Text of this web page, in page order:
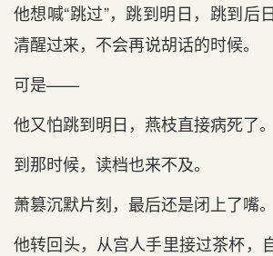
他想喊“跳过”，跳到明日，跳到后
清醒过来，不会再说胡话的时候。
可是——
他又怕跳到明日，燕枝直接病死了。
到那时候，读档也来不及。
萧篡沉默片刻，最后还是闭上了嘴。
他转回头，从宫人手里接过茶杯，